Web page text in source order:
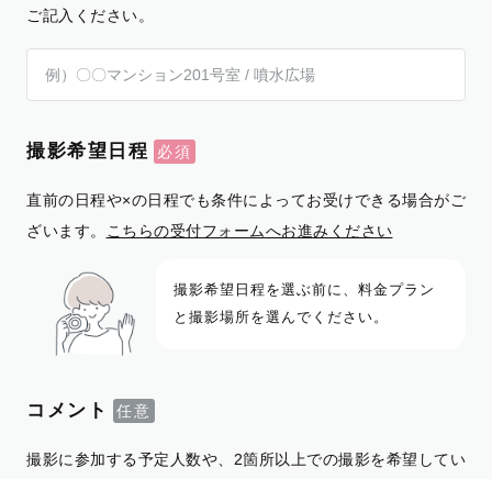
ご記入ください。
撮影希望日程
直前の日程や×の日程でも条件によってお受けできる場合がご
ざいます。
こちらの受付フォームへお進みください
撮影希望日程を選ぶ前に、料金プラン
と撮影場所を選んでください。
コメント
撮影に参加する予定人数や、2箇所以上での撮影を希望してい